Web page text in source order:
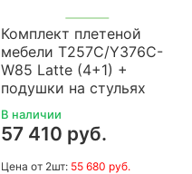
Комплект плетеной
мебели T257C/Y376C-
W85 Latte (4+1) +
подушки на стульях
В наличии
57 410 руб.
Цена от 2шт: 55 680 руб.